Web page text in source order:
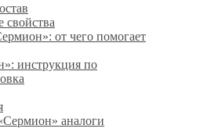
свойства
от чего помогает
инструкция по
аналоги